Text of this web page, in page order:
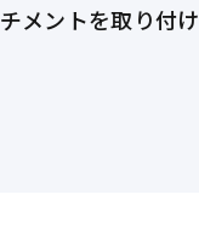
メントを取り付